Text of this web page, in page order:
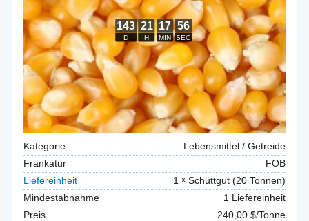
Kategorie
Lebensmittel / Getreide
Frankatur
FOB
Liefereinheit
1
Schüttgut (20 Tonnen)
Mindestabnahme
1 Liefereinheit
Preis
240,00 $/Tonne